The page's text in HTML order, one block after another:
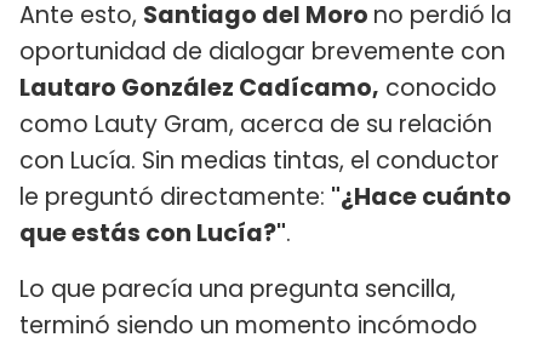
Ante esto, Santiago del Moro no perdió la
oportunidad de dialogar brevemente con
Lautaro González Cadícamo, conocido
como Lauty Gram, acerca de su relación
con Lucía. Sin medias tintas, el conductor
le preguntó directamente: "¿Hace cuánto
que estás con Lucía?".
Lo que parecía una pregunta sencilla,
terminó siendo un momento incómodo